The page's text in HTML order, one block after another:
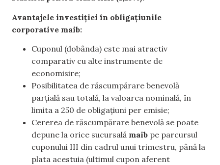
Avantajele investiției în obligațiunile
corporative maib:
Cuponul (dobânda) este mai atractiv
comparativ cu alte instrumente de
economisire;
Posibilitatea de răscumpărare benevolă
parțială sau totală, la valoarea nominală, în
limita a 250 de obligațiuni per emisie;
Cererea de răscumpărare benevolă se poate
depune la orice sucursală maib pe parcursul
cuponului III din cadrul unui trimestru, până la
plata acestuia (ultimul cupon aferent